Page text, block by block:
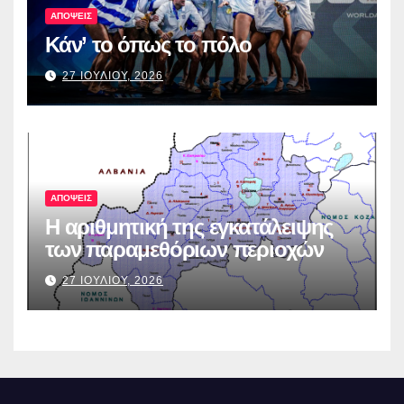
ΑΠΟΨΕΙΣ
Κάν’ το όπως το πόλο
27 ΙΟΥΛΙΟΥ, 2026
ΑΠΟΨΕΙΣ
Η αριθμητική της εγκατάλειψης
των παραμεθόριων περιοχών
27 ΙΟΥΛΙΟΥ, 2026